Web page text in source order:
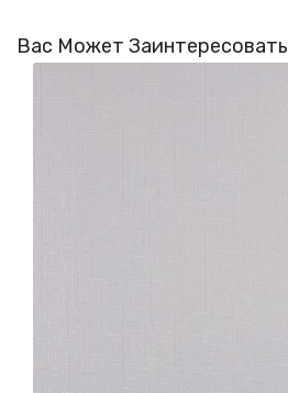
Вас Может Заинтересовать